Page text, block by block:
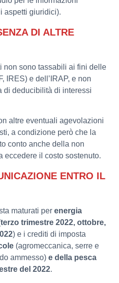
aspetti giuridici).
DI ALTRE
non sono tassabili ai fini delle
IRES) e dell’IRAP, e non
di deducibilità di interessi
altre eventuali agevolazioni
a condizione però che la
conto anche della non
eccedere il costo sostenuto.
ENTRO IL
maturati per energia
terzo trimestre 2022, ottobre,
) e i crediti di imposta
(agromeccanica, serre e
ammesso) e della pesca
del 2022.